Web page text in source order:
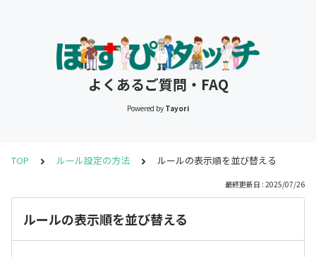
よくあるご質問・FAQ
Powered by Tayori
TOP ルール設定の方法 ルールの表示順を並び替える
最終更新日 : 2025/07/26
ルールの表示順を並び替える